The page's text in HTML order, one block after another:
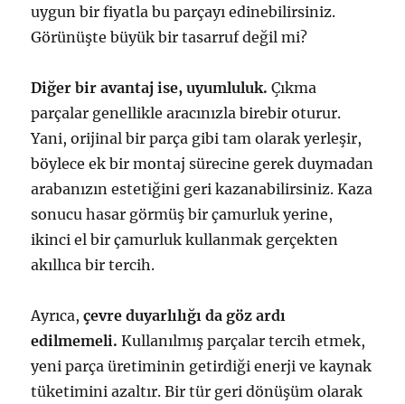
uygun bir fiyatla bu parçayı edinebilirsiniz.
Görünüşte büyük bir tasarruf değil mi?
Diğer bir avantaj ise, uyumluluk. Çıkma
parçalar genellikle aracınızla birebir oturur.
Yani, orijinal bir parça gibi tam olarak yerleşir,
böylece ek bir montaj sürecine gerek duymadan
arabanızın estetiğini geri kazanabilirsiniz. Kaza
sonucu hasar görmüş bir çamurluk yerine,
ikinci el bir çamurluk kullanmak gerçekten
akıllıca bir tercih.
Ayrıca,çevre duyarlılığı da göz ardı
edilmemeli. Kullanılmış parçalar tercih etmek,
yeni parça üretiminin getirdiği enerji ve kaynak
tüketimini azaltır. Bir tür geri dönüşüm olarak